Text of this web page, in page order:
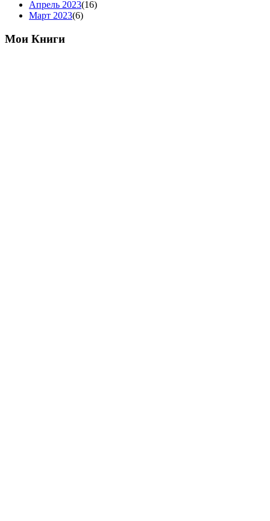
Апрель 2023(16)
Март 2023(6)
Мои Книги